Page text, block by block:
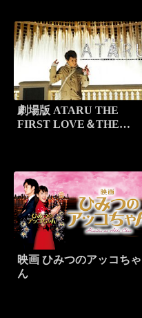
劇場版 ATARU THE
FIRST LOVE＆THE
映画 ひみつのアッコちゃ
ん